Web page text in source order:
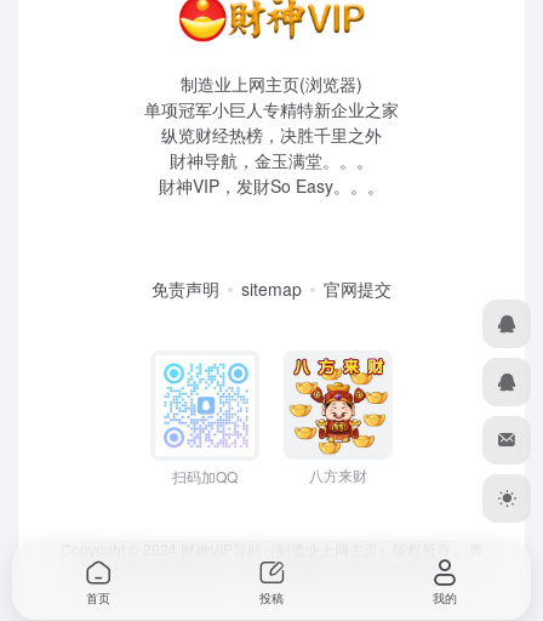
制造业上网主页(浏览器)
单项冠军小巨人专精特新企业之家
纵览财经热榜，决胜千里之外
財神导航，金玉满堂。。。
財神VIP，发財So Easy。。。
免责声明 sitemap 官网提交
扫码加QQ 八方来财
ICP备2022039259号
、 粤公网安备44190002007732号
首页 投稿 我的